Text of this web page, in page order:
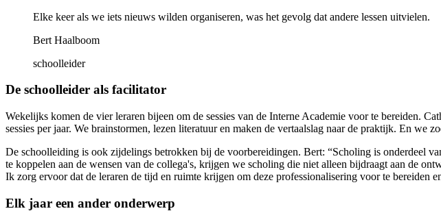
Elke keer als we iets nieuws wilden organiseren, was het gevolg dat andere lessen uitvielen.
Bert Haalboom
schoolleider
De schoolleider als facilitator
Wekelijks komen de vier leraren bijeen om de sessies van de Interne Academie voor te bereiden.
sessies per jaar. We brainstormen, lezen literatuur en maken de vertaalslag naar de praktijk. En we
De schoolleiding is ook zijdelings betrokken bij de voorbereidingen. Bert: “Scholing is onderdeel
te koppelen aan de wensen van de collega's, krijgen we scholing die niet alleen bijdraagt aan de
Ik zorg ervoor dat de leraren de tijd en ruimte krijgen om deze professionalisering voor te bereiden
Elk jaar een ander onderwerp